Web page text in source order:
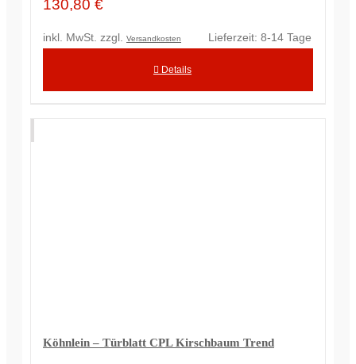
130,80 €
inkl. MwSt. zzgl. Versandkosten Lieferzeit: 8-14 Tage
Details
Köhnlein – Türblatt CPL Kirschbaum Trend